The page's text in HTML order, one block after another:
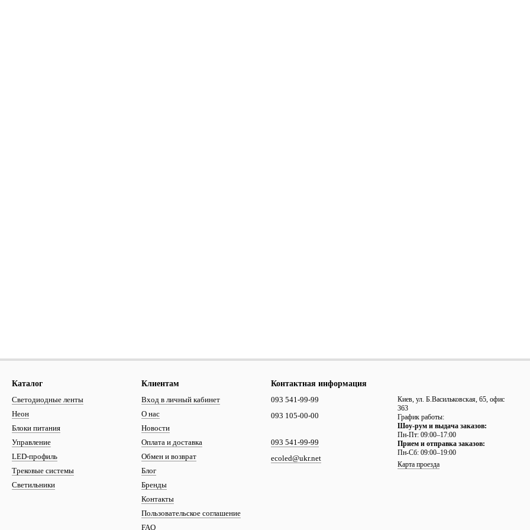
Каталог
Светодиодные ленты
Неон
Блоки питания
Управление
LED-профиль
Трековые системы
Светильники
Клиентам
Вход в личный кабинет
О нас
Новости
Оплата и доставка
Обмен и возврат
Блог
Бренды
Контакты
Пользовательское соглашение
FAQ
Контактная информация
093 541-99-99
093 105-00-00
093 541-99-99
ecoled@ukr.net
Киев, ул. Б.Васильковская, 65, офис
363
График работы:
Шоу-рум и выдача заказов:
Пн-Пт: 09:00–17:00
Прием и отправка заказов:
Пн-Сб: 09:00–19:00
Карта проезда